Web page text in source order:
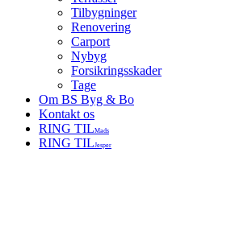
Tilbygninger
Renovering
Carport
Nybyg
Forsikringsskader
Tage
Om BS Byg & Bo
Kontakt os
RING TILMads
RING TIL Jesper